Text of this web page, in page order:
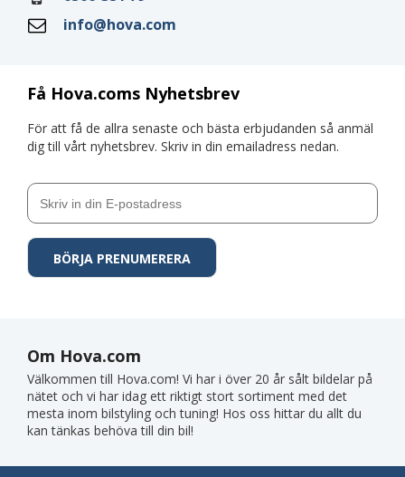
Få Hova.coms Nyhetsbrev
För att få de allra senaste och bästa erbjudanden så anmäl
dig till vårt nyhetsbrev. Skriv in din emailadress nedan.
info@hova.com
Om Hova.com
Välkommen till Hova.com! Vi har i över 20 år sålt bildelar på
nätet och vi har idag ett riktigt stort sortiment med det
mesta inom bilstyling och tuning! Hos oss hittar du allt du
kan tänkas behöva till din bil!